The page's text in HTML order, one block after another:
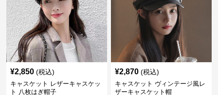
¥2,850 (税込)
キャスケット レザーキャスケッ
ト 八枚はぎ帽子
¥2,870 (税込)
キャスケット ヴィンテージ風レ
ザーキャスケット帽